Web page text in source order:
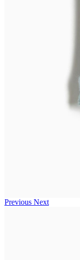
Previous Next